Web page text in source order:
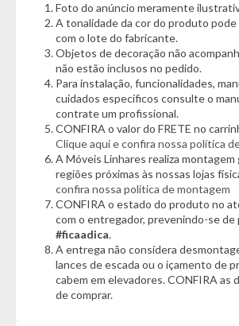
- Nature
Características:
- 2 Portas
- Detalhe canelado
- Puxadores embutidos
- Dobradiças com freio Anti-impacto slow
Dimensões:
- Altura: 80cm
- Largura: 80cm
- Profundidade: 32cm
*Garantia do Fornecedor: 3 Meses (Se
danificado/quebrado, o prazo para solicitar
dias corridos após a data da entrega)
Foto do anúncio meramente
A tonalidade da cor do produto pode
com o lote do fabricante.
Objetos de decoração não
não estão inclusos no pedido.
Para instalação, funcionalidades,
cuidados específicos consulte o
contrate um profissional.
CONFIRA o valor do FRETE no
Clique aqui e confira nossa política
A Móveis Linhares realiza
regiões próximas às nossas lojas
confira nossa política de montagem
CONFIRA o estado do produto no
com o entregador, prevenindo-se
#ficaadica.
A entrega não considera
lances de escada ou o içamento de
cabem em elevadores. CONFIRA as
de comprar.